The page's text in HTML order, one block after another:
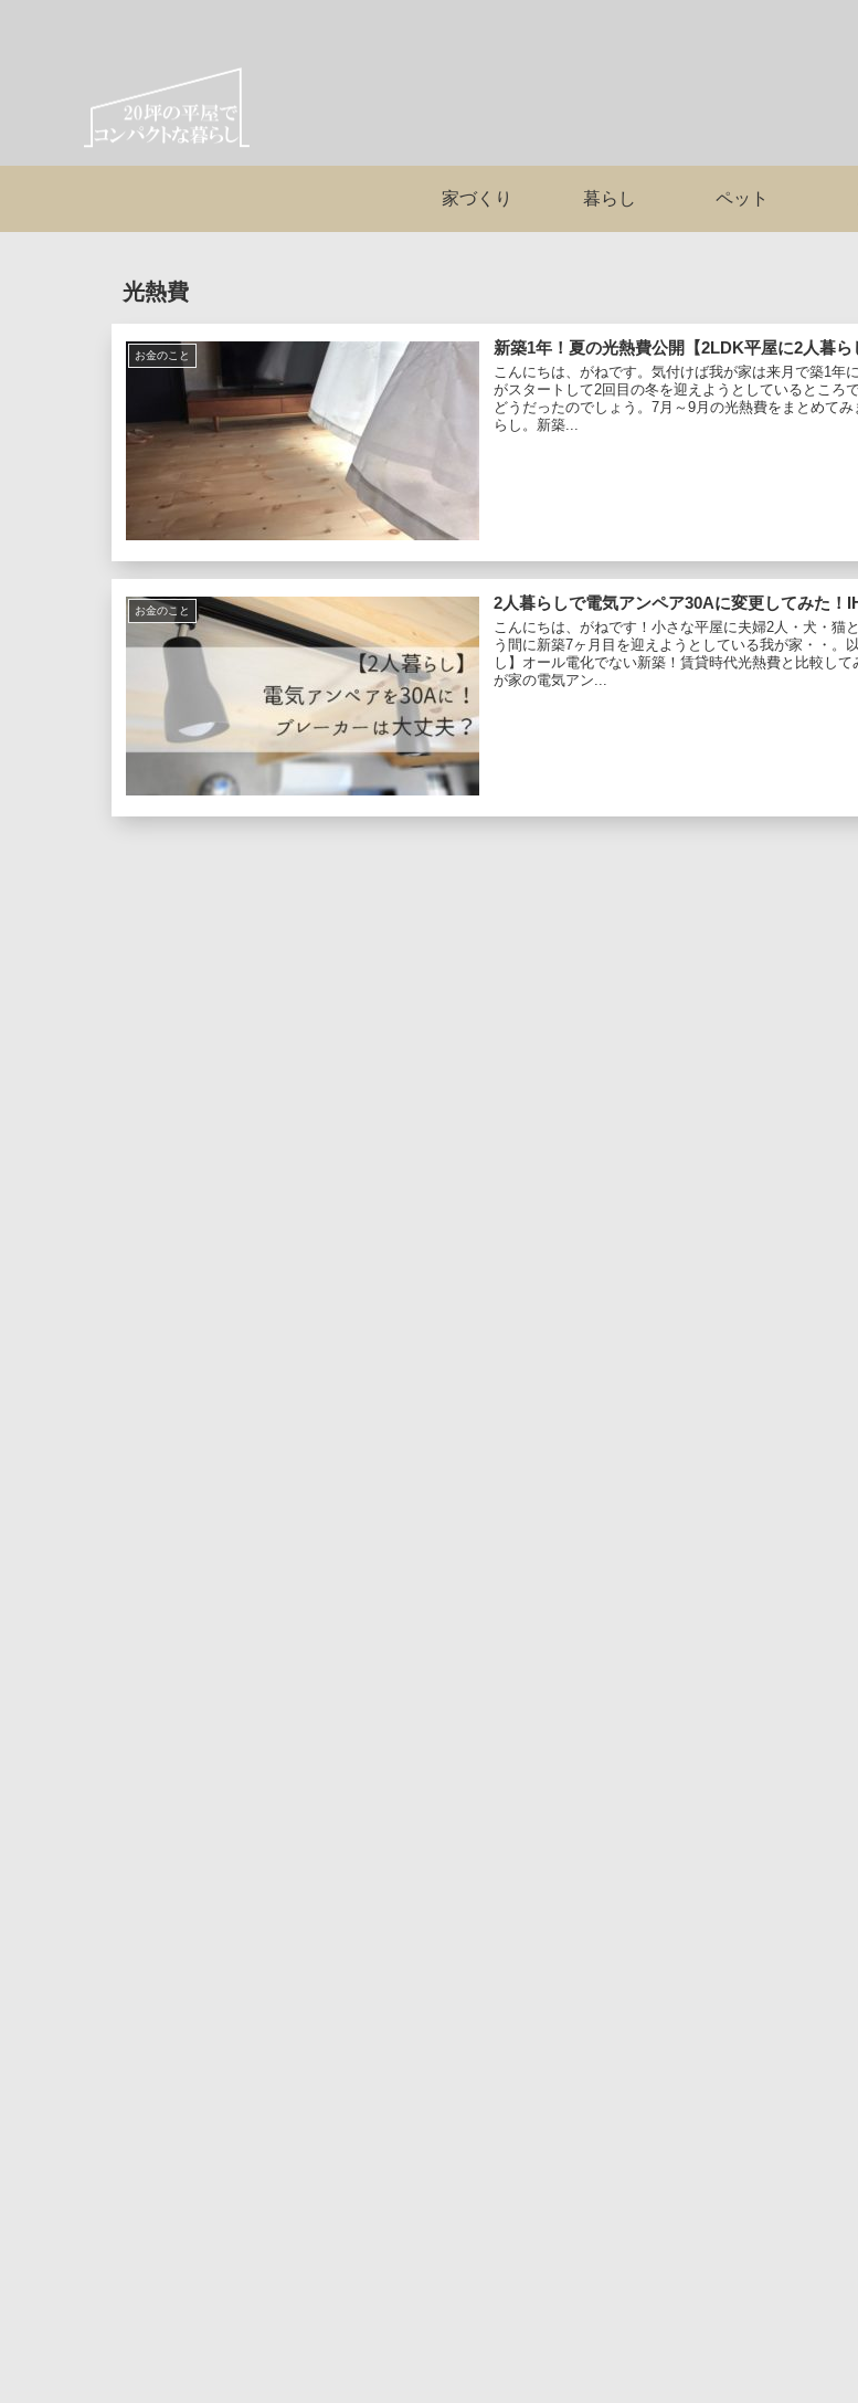
家づくり 暮らし ペット
光熱費
お金のこと 新築1年！夏の光熱費公開【2LDK平屋に2人暮ら
こんにちは、がねです。気付けば我が家は来月で築1年
がスタートして2回目の冬を迎えようとしているところ
どうだったのでしょう。7月～9月の光熱費をまとめて
らし。新築...
お金のこと 2人暮らしで電気アンペア30Aに変更してみた！
こんにちは、がねです！小さな平屋に夫婦2人・犬・猫
う間に新築7ヶ月目を迎えようとしている我が家・・。
し】オール電化でない新築！賃貸時代光熱費と比較し
が家の電気アン...